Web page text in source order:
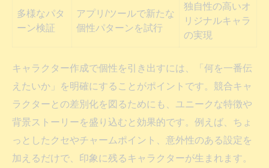
多様なパタ
ーン検証
アプリ/ツールで新たな
個性パターンを試行
独自性の高いオ
リジナルキャラ
の実現
キャラクター作成で個性を引き出すには、「何を一番伝
えたいか」を明確にすることがポイントです。競合キャ
ラクターとの差別化を図るためにも、ユニークな特徴や
背景ストーリーを盛り込むと効果的です。例えば、ちょ
っとしたクセやチャームポイント、意外性のある設定を
加えるだけで、印象に残るキャラクターが生まれます。